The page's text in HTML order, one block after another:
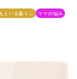
といる暮らし
ママの悩み